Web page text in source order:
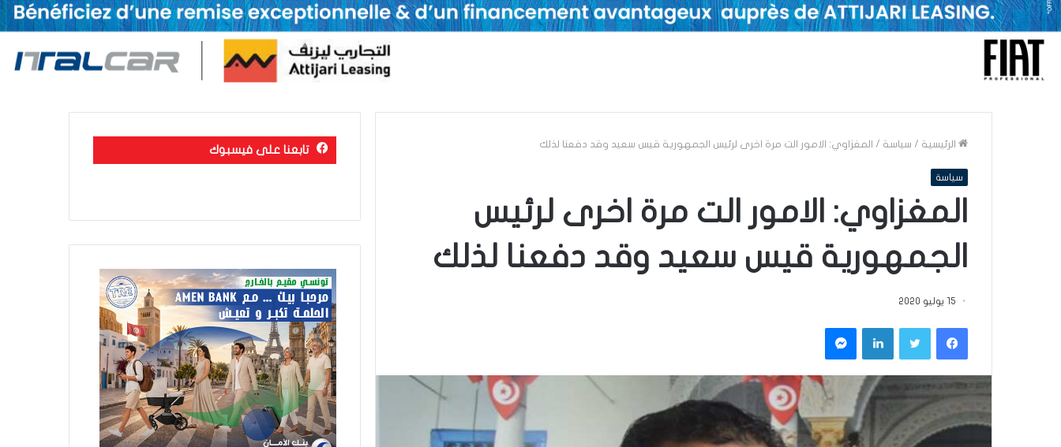
الرئيسية / سياسة / المغزاوي: الامور الت مرة اخرى لرئيس الجمهورية قيس سعيد وقد دفعنا لذلك
سياسة
المغزاوي: الامور الت مرة اخرى لرئيس
الجمهورية قيس سعيد وقد دفعنا لذلك
15 يوليو 2020
فيسبوكتويتر لينكدإن ماسنجر
تابعنا على فيسبوك